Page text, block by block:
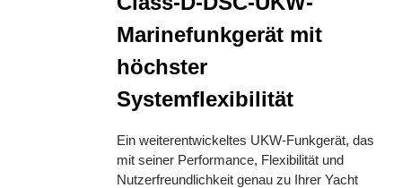
Marinefunkgerät mit
höchster
Systemflexibilität
Ein weiterentwickeltes UKW-Funkgerät, das
mit seiner Performance, Flexibilität und
Nutzerfreundlichkeit genau zu Ihrer Yacht